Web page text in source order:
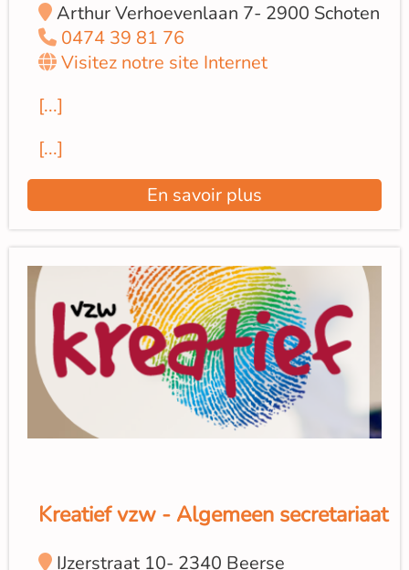
Arthur Verhoevenlaan 7- 2900 Schoten
0474 39 81 76
Visitez notre site Internet
[...]
[...]
En savoir plus
Kreatief vzw - Algemeen secretariaat
IJzerstraat 10- 2340 Beerse